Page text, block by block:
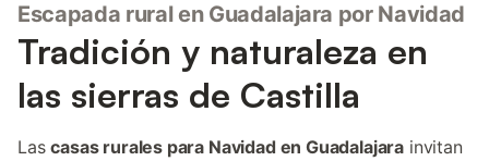
Escapada rural en Guadalajara por Navidad
Tradición y naturaleza en
las sierras de Castilla
Lascasas rurales para Navidad en Guadalajara invitan